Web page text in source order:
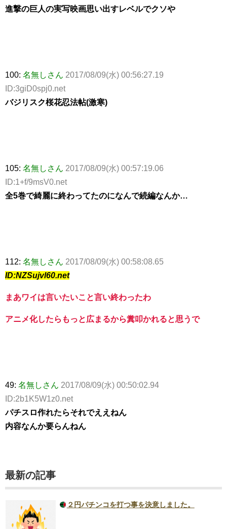
進撃の巨人の実写映画思い出すレベルでクソや
100: 名無しさん 2017/08/09(水) 00:56:27.19
ID:3giD0spj0.net
バジリスク桜花忍法帖(激寒)
105: 名無しさん 2017/08/09(水) 00:57:19.06
ID:1+f/9msV0.net
全5巻で綺麗に終わってたのになんで続編なんか…
112: 名無しさん 2017/08/09(水) 00:58:08.65
ID:NZSujvl60.net
まあワイは言いたいこと言い終わったわ
アニメ化したらもっと広まるから糞叩かれると思うで
49: 名無しさん 2017/08/09(水) 00:50:02.94
ID:2b1K5W1z0.net
パチスロ作れたらそれでええねん
内容なんか要らんねん
最新の記事
２円パチンコを打つ事を決意しました。